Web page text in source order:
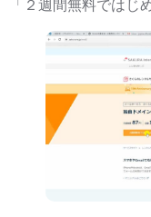
「２週間無料ではじ